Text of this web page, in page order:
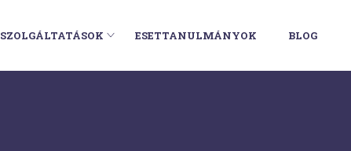
SZOLGÁLTATÁSOK ESETTANULMÁNYOK BLOG